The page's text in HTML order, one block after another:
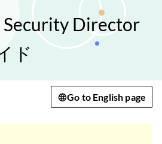
Security Director
ド
Go to English page